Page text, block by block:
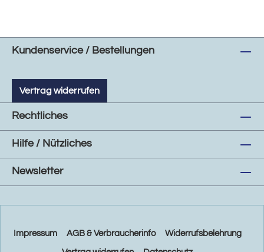
Kundenservice / Bestellungen
Vertrag widerrufen
Rechtliches
Hilfe / Nützliches
Newsletter
Impressum AGB & Verbraucherinfo Widerrufsbelehrung